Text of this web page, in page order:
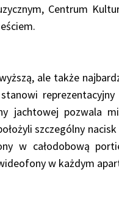
Centrum
ale także
jachtowej pozwala
szczególny
w całodobową
w każdym